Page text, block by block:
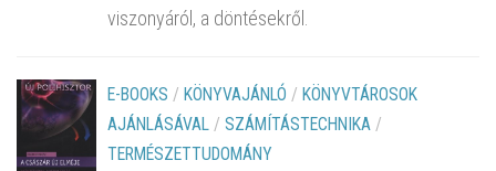
viszonyáról, a döntésekről.
E-BOOKS / KÖNYVAJÁNLÓ / KÖNYVTÁROSOK
AJÁNLÁSÁVAL / SZÁMÍTÁSTECHNIKA /
TERMÉSZETTUDOMÁNY